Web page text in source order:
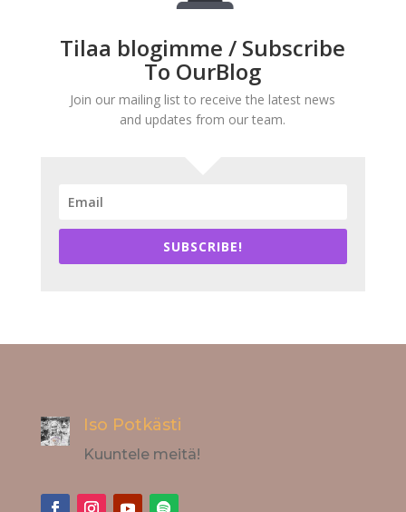
Tilaa blogimme / Subscribe
To OurBlog
Join our mailing list to receive the latest news
and updates from our team.
SUBSCRIBE!
Iso Potkästi
Kuuntele meitä!